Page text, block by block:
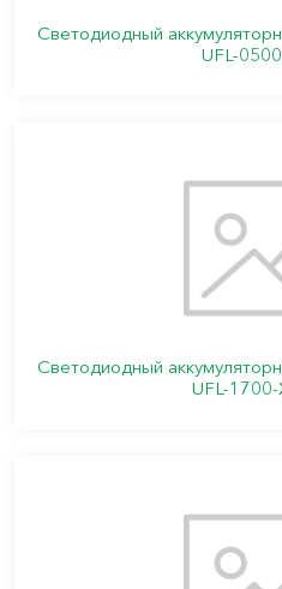
Светодиодный
UFL-
Светодиодный
UFL-